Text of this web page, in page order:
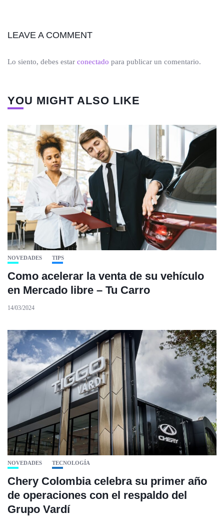
LEAVE A COMMENT
Lo siento, debes estar conectado para publicar un comentario.
YOU MIGHT ALSO LIKE
NOVEDADES TIPS
Como acelerar la venta de su vehículo
en Mercado libre – Tu Carro
14/03/2024
NOVEDADES TECNOLOGÍA
Chery Colombia celebra su primer año
de operaciones con el respaldo del
Grupo Vardí